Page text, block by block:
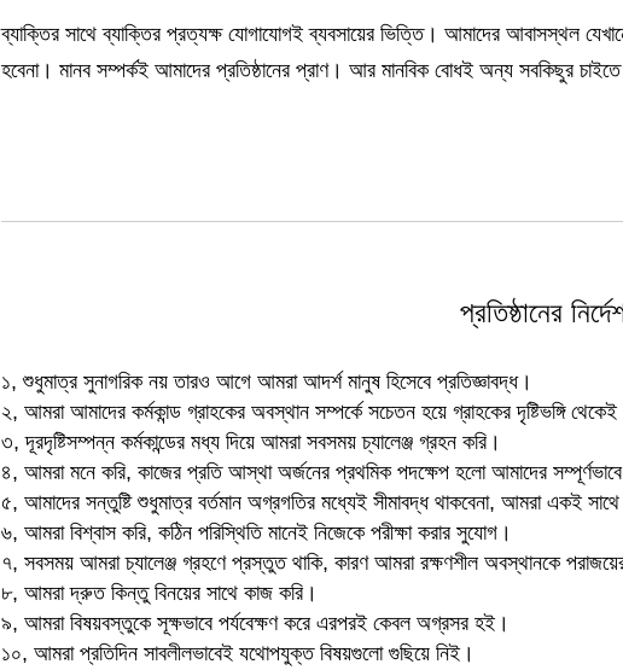
ব্যাক্তির সাথে ব্যাক্তির প্রত্যক্ষ যোগাযোগই ব্যবসায়ের ভিত্তি। আমাদের আবাসস্থল
হবেনা। মানব সম্পর্কই আমাদের প্রতিষ্ঠানের প্রাণ। আর মানবিক বোধই অন্য সবকিছুর
প্রতিষ্ঠানের
১, শুধুমাত্র সুনাগরিক নয় তারও আগে আমরা আদর্শ মানুষ হিসেবে প্রতিজ্ঞাবদ্ধ।
২, আমরা আমাদের কর্মকান্ড গ্রাহকের অবস্থান সম্পর্কে সচেতন হয়ে গ্রাহকের দৃষ্টিভঙ্গি
৩, দূরদৃষ্টিসম্পন্ন কর্মকান্ডের মধ্য দিয়ে আমরা সবসময় চ্যালেঞ্জ গ্রহন করি।
৪, আমরা মনে করি, কাজের প্রতি আস্থা অর্জনের প্রথমিক পদক্ষেপ হলো আমাদের
৫, আমাদের সন্তুষ্টি শুধুমাত্র বর্তমান অগ্রগতির মধ্যেই সীমাবদ্ধ থাকবেনা, আমরা একই
৬, আমরা বিশ্বাস করি, কঠিন পরিস্থিতি মানেই নিজেকে পরীক্ষা করার সুযোগ।
৭, সবসময় আমরা চ্যালেঞ্জ গ্রহণে প্রস্তুত থাকি, কারণ আমরা রক্ষণশীল অবস্থানকে
৮, আমরা দ্রুত কিন্তু বিনয়ের সাথে কাজ করি।
৯, আমরা বিষয়বস্তুকে সূক্ষভাবে পর্যবেক্ষণ করে এরপরই কেবল অগ্রসর হই।
১০, আমরা প্রতিদিন সাবলীলভাবেই যথোপযুক্ত বিষয়গুলো গুছিয়ে নিই।